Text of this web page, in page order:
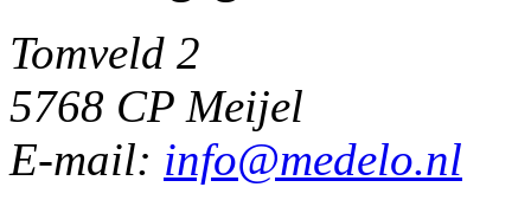
Tomveld 2
5768 CP Meijel
E-mail: info@medelo.nl